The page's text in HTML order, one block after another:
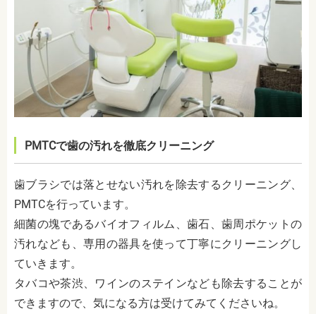
PMTCで歯の汚れを徹底クリーニング
歯ブラシでは落とせない汚れを除去するクリーニング、
PMTCを行っています。
細菌の塊であるバイオフィルム、歯石、歯周ポケットの
汚れなども、専用の器具を使って丁寧にクリーニングし
ていきます。
タバコや茶渋、ワインのステインなども除去することが
できますので、気になる方は受けてみてくださいね。